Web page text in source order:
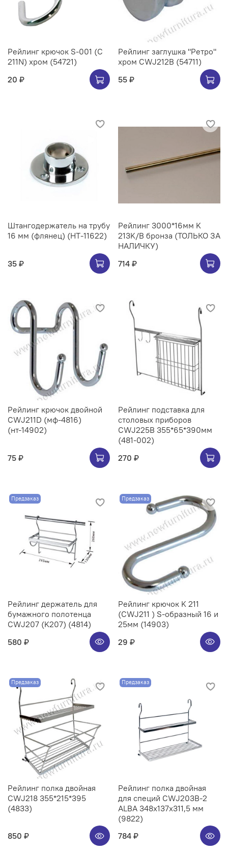
Рейлинг крючок S-001 (C
211N) хром (54721)
20 ₽
Рейлинг заглушка "Ретро"
хром CWJ212B (54711)
55 ₽
Штангодержатель на трубу
16 мм (флянец) (НТ-11622)
35 ₽
Рейлинг 3000*16мм K
213K/B бронза (ТОЛЬКО ЗА
НАЛИЧКУ)
714 ₽
Рейлинг крючок двойной
CWJ211D (мф-4816)
(нт-14902)
75 ₽
Рейлинг подставка для
столовых приборов
CWJ225B 355*65*390мм
(481-002)
270 ₽
Предзаказ
Рейлинг держатель для
бумажного полотенца
CWJ207 (K207) (4814)
580 ₽
Предзаказ
Рейлинг крючок K 211
(CWJ211 ) S-образный 16 и
25мм (14903)
29 ₽
Предзаказ
Рейлинг полка двойная
CWJ218 355*215*395
(4833)
850 ₽
Предзаказ
Рейлинг полка двойная
для специй CWJ203B-2
ALBA 348x137x311,5 мм
(9822)
784 ₽